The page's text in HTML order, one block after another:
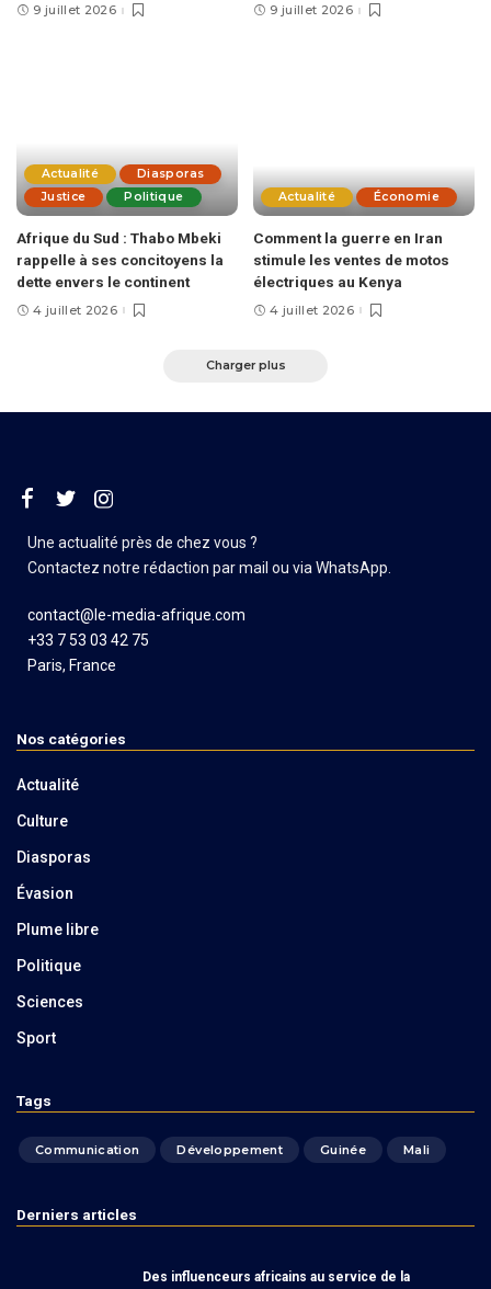
9 juillet 2026 9 juillet 2026
Actualité
Diasporas
Justice
Politique
Afrique du Sud : Thabo Mbeki
rappelle à ses concitoyens la
dette envers le continent
4 juillet 2026
Actualité Économie
Comment la guerre en Iran
stimule les ventes de motos
électriques au Kenya
4 juillet 2026
Charger plus
Une actualité près de chez vous ?
Contactez notre rédaction par mail ou via WhatsApp.
contact@le-media-afrique.com
+33 7 53 03 42 75
Paris, France
Nos catégories
Actualité
Culture
Diasporas
Évasion
Plume libre
Politique
Sciences
Sport
Tags
Communication Développement Guinée Mali
Derniers articles
Des influenceurs africains au service de la